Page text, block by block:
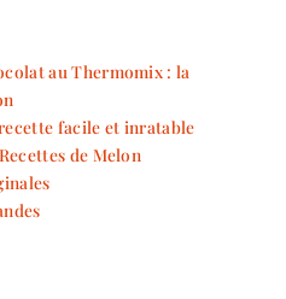
au Thermomix : la
facile et inratable
de Melon